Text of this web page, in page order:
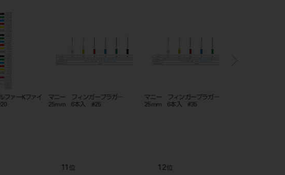
ファイ
マニー フィンガープラガ－
25mm 6本入 #25
マニー フィンガープラガ－
25mm 6本入 #35